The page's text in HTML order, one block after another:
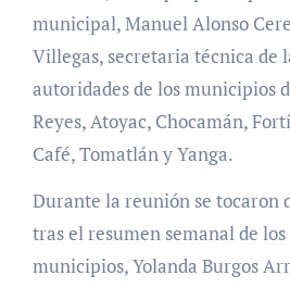
municipal, Manuel Alonso
Villegas, secretaria técnica de
autoridades de los municipios
Reyes, Atoyac, Chocamán,
Café, Tomatlán y Yanga.
Durante la reunión se tocaron
tras el resumen semanal de
municipios, Yolanda Burgos